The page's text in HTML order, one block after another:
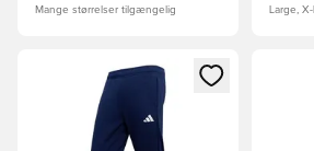
Mange størrelser tilgængelig Large,
Åbner en Modal til at logge ind eller